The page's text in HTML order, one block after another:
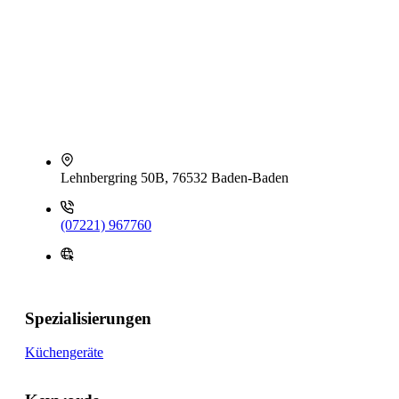
Lehnbergring 50B, 76532 Baden-Baden
(07221) 967760
Spezialisierungen
Küchengeräte